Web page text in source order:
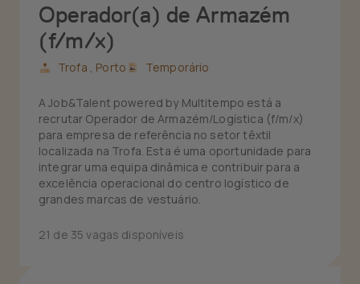
Operador(a) de Armazém
(f/m/x)
Trofa , Porto Temporário
A Job&Talent powered by Multitempo está a
recrutar Operador de Armazém/Logística (f/m/x)
para empresa de referência no setor têxtil
localizada na Trofa. Esta é uma oportunidade para
integrar uma equipa dinâmica e contribuir para a
excelência operacional do centro logístico de
grandes marcas de vestuário.
21 de 35 vagas disponíveis